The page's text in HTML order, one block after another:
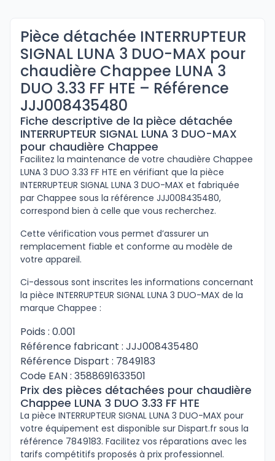
Pièce détachée INTERRUPTEUR
SIGNAL LUNA 3 DUO-MAX pour
chaudière Chappee LUNA 3
DUO 3.33 FF HTE – Référence
JJJ008435480
Fiche descriptive de la pièce détachée
INTERRUPTEUR SIGNAL LUNA 3 DUO-MAX
pour chaudière Chappee
Facilitez la maintenance de votre chaudière Chappee
LUNA 3 DUO 3.33 FF HTE en vérifiant que la pièce
INTERRUPTEUR SIGNAL LUNA 3 DUO-MAX et fabriquée
par Chappee sous la référence JJJ008435480,
correspond bien à celle que vous recherchez.
Cette vérification vous permet d’assurer un
remplacement fiable et conforme au modèle de
votre appareil.
Ci-dessous sont inscrites les informations concernant
la pièce INTERRUPTEUR SIGNAL LUNA 3 DUO-MAX de la
marque Chappee :
Poids : 0.001
Référence fabricant : JJJ008435480
Référence Dispart : 7849183
Code EAN : 3588691633501
Prix des pièces détachées pour chaudière
Chappee LUNA 3 DUO 3.33 FF HTE
La pièce INTERRUPTEUR SIGNAL LUNA 3 DUO-MAX pour
votre équipement est disponible sur Dispart.fr sous la
référence 7849183. Facilitez vos réparations avec les
tarifs compétitifs proposés à prix professionnel.